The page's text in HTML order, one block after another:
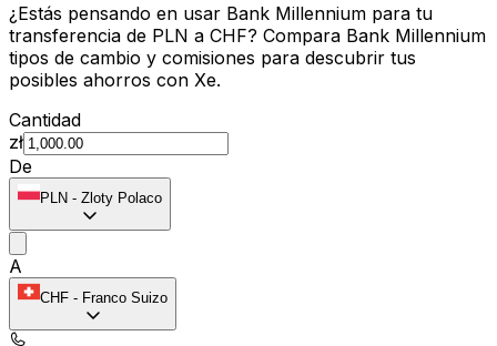
¿Estás pensando en usar Bank Millennium para tu
transferencia de PLN a CHF? Compara Bank Millennium
tipos de cambio y comisiones para descubrir tus
posibles ahorros con Xe.
Cantidad
zł
De
PLN - Zloty Polaco
A
CHF - Franco Suizo